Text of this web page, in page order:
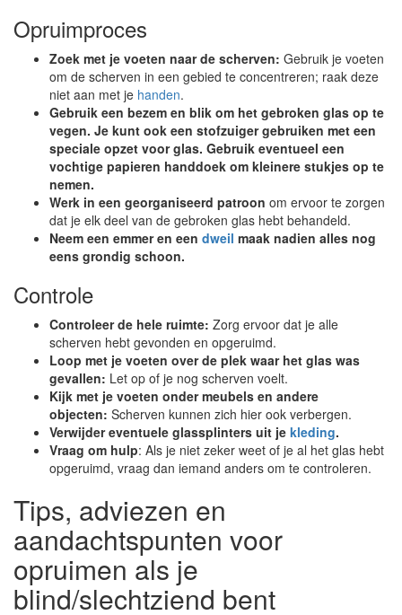
Opruimproces
Zoek met je voeten naar de scherven: Gebruik je voeten
om de scherven in een gebied te concentreren; raak deze
niet aan met je handen.
Gebruik een bezem en blik om het gebroken glas op te
vegen. Je kunt ook een stofzuiger gebruiken met een
speciale opzet voor glas. Gebruik eventueel een
vochtige papieren handdoek om kleinere stukjes op te
nemen.
Werk in een georganiseerd patroon om ervoor te zorgen
dat je elk deel van de gebroken glas hebt behandeld.
Neem een emmer en een dweil maak nadien alles nog
eens grondig schoon.
Controle
Controleer de hele ruimte: Zorg ervoor dat je alle
scherven hebt gevonden en opgeruimd.
Loop met je voeten over de plek waar het glas was
gevallen: Let op of je nog scherven voelt.
Kijk met je voeten onder meubels en andere
objecten: Scherven kunnen zich hier ook verbergen.
Verwijder eventuele glassplinters uit je kleding.
Vraag om hulp: Als je niet zeker weet of je al het glas hebt
opgeruimd, vraag dan iemand anders om te controleren.
Tips, adviezen en
aandachtspunten voor
opruimen als je
blind/slechtziend bent